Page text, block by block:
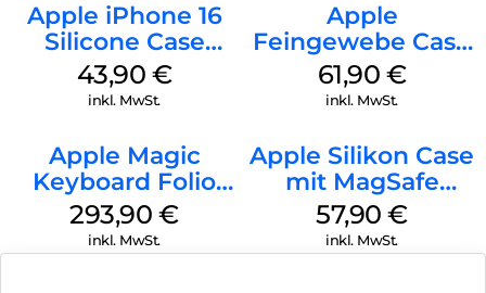
Apple iPhone 16
Silicone Case
MagSafe Plum
43,90 €
inkl. MwSt.
Apple
Feingewebe Case
iPhone 15 Pro
MagSafe Schwarz
61,90 €
inkl. MwSt.
Apple Magic
Keyboard Folio
iPad 10.9″ (10.Gen.)
Weiß
293,90€
inkl. MwSt.
Apple Silikon Case
mit MagSafe
iPhone 14 Pro
(PRODUCT)RED
57,90€
inkl. MwSt.